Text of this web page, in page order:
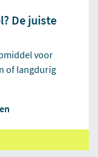
De juiste
voor
of langdurig